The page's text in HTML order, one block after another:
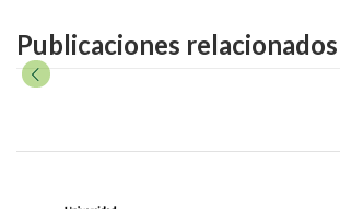
Publicaciones relacionados